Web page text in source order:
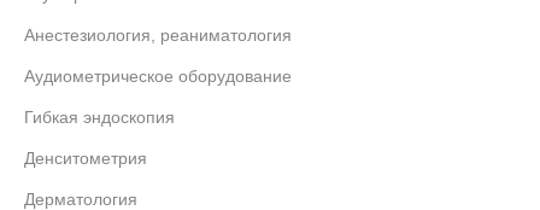
Анестезиология, реаниматология
Аудиометрическое оборудование
Гибкая эндоскопия
Денситометрия
Дерматология